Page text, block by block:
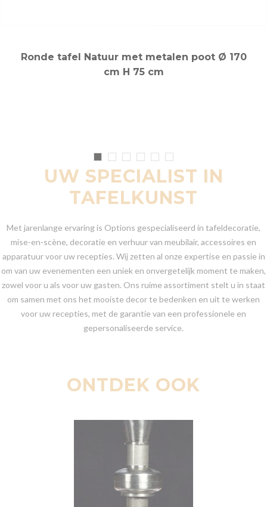
Ronde tafel Natuur met metalen poot Ø 170
cm H 75 cm
UW SPECIALIST IN
TAFELKUNST
Met jarenlange ervaring is Options gespecialiseerd in tafeldecoratie,
mise-en-scène, decoratie en verhuur van meubilair, accessoires en
apparatuur voor uw recepties. Wij zetten al onze expertise en passie in
om van uw evenementen een uniek en onvergetelijk moment te maken,
zowel voor u als voor uw gasten. Ons ruime assortiment stelt u in staat
om samen met ons het mooiste decor te bedenken en uit te werken
voor uw recepties, met de garantie van een professionele en
gepersonaliseerde service.
ONTDEK OOK